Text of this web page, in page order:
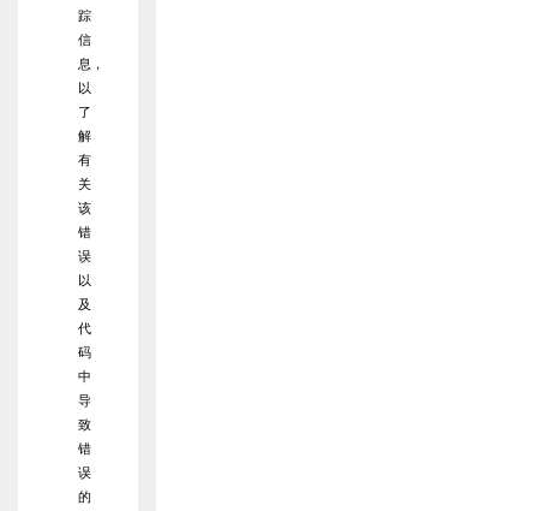
踪
信
息，
以
了
解
有
关
该
错
误
以
及
代
码
中
导
致
错
误
的